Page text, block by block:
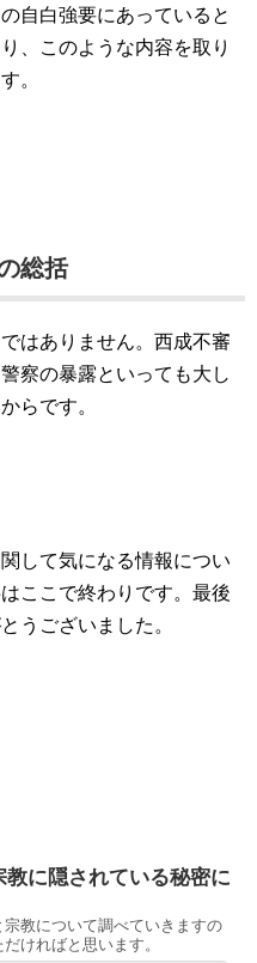
自白強要にあっていると
、このような内容を取り
。
総括
はありません。西成不審
察の暴露といっても大し
らです。
して気になる情報につい
ここで終わりです。最後
うございました。
教に隠されている秘密に
教について調べていきますの
ければと思います。